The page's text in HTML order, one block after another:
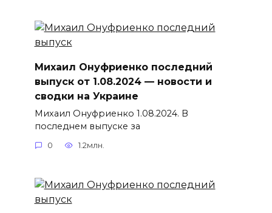
Михаил Онуфриенко последний
выпуск от 1.08.2024 — новости и
сводки на Украине
Михаил Онуфриенко 1.08.2024. В
последнем выпуске за
0 1.2млн.